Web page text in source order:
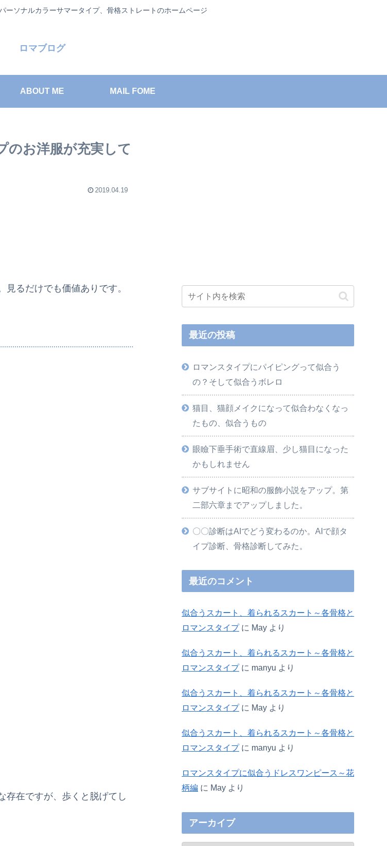
ーソナルカラーサマータイプ、骨格ストレートのホームページ
ロマブログ
ABOUT ME MAIL FOME
のお洋服が充実して
2019.04.19
るだけでも価値ありです。
存在ですが、歩くと脱げてし
最近の投稿
ロマンスタイプにパイピングって似合う
の？そして似合うボレロ
猫目、猫顔メイクになって似合わなくなっ
たもの、似合うもの
眼瞼下垂手術で直線眉、少し猫目になった
かもしれません
サブサイトに昭和の服飾小説をアップ。第
二部六章までアップしました。
〇〇診断はAIでどう変わるのか。AIで顔タ
イプ診断、骨格診断してみた。
最近のコメント
似合うスカート、着られるスカート～各骨格と
ロマンスタイプに May より
似合うスカート、着られるスカート～各骨格と
ロマンスタイプに manyu より
似合うスカート、着られるスカート～各骨格と
ロマンスタイプに May より
似合うスカート、着られるスカート～各骨格と
ロマンスタイプに manyu より
ロマンスタイプに似合うドレスワンピース～花
柄編 に May より
アーカイブ